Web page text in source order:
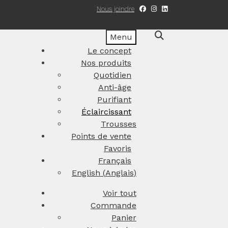
Nous joindre
Menu
Le concept
Nos produits
Quotidien
Anti-âge
Purifiant
Éclaircissant
Trousses
Points de vente
Favoris
Français
English (Anglais)
Voir tout
Commande
Panier